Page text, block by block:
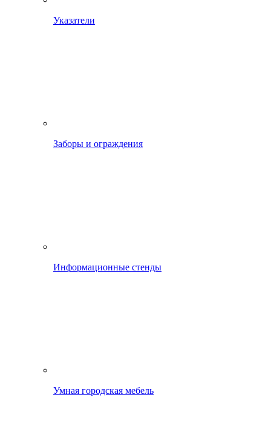
Указатели
Заборы и ограждения
Информационные стенды
Умная городская мебель